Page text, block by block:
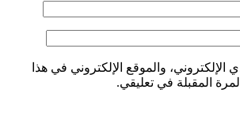
والموقع الإلكتروني في هذا
المقبلة في تعليقي.